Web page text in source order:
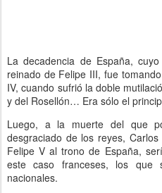
La decadencia de España,
reinado de Felipe III, fue
IV, cuando sufrió la doble
y del Rosellón… Era sólo el
Luego, a la muerte del que
desgraciado de los reyes,
Felipe V al trono de España,
este caso franceses, los que
nacionales.